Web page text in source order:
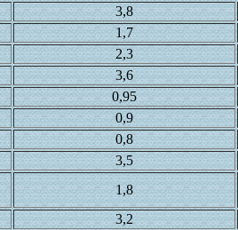
3,8
1,7
2,3
3,6
0,95
0,9
0,8
3,5
1,8
3,2